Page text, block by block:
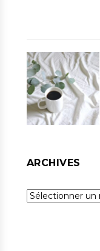
ARCHIVES
Archives